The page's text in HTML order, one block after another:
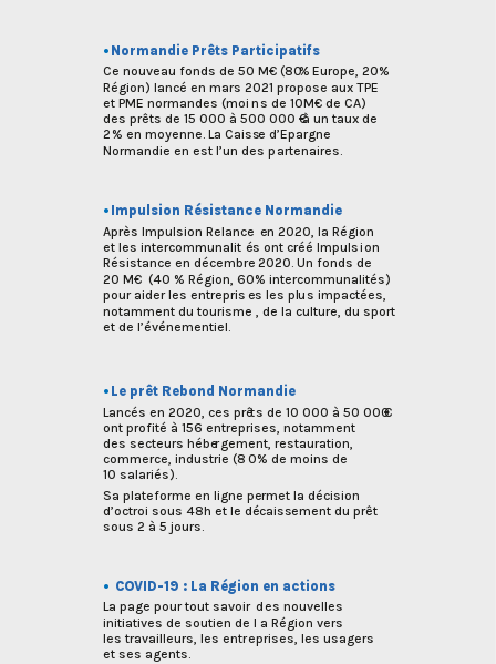
2
•Normandie Prêts Participatifs
Ce nouveau fonds de 50 M€ (80% Europe, 20%
Région) lancé en mars 2021 propose aux TPE
et PME normandes (moi ns de 10M€ de CA)
des prêts de 15 000 à 500 000 €
à un taux de
% en moyenne. La Caisse d’Epargne
Normandie en est l’un des p artenaires.
•Impulsion Résistance Normandie
Après Impulsion Relance en 2020, la Région
et les intercommunalit és ont créé Impulsion
Résistance en décembre 2020. Un fonds de
20 M€  (40 % Région, 60% intercommunalités)
pour aider les entrepris es les plus impactées,
notamment du tourisme
de la culture, du sport
et de l’événementiel.
€
•Le prêt Rebond Normandie
Lancés en 2020, ces prêts de 10 000 à 50 000
ont profité à 156 entreprises, notamment
des secteurs hébergement, restauration,
commerce, industrie (8 0% de moins de
10 salariés).
Sa plateforme en ligne permet la décision
d’octroi sous 48h et le décaissement du prêt
sous 2 à 5 jours.
• COVID-19 : La Région en actions
La page pour tout savoir des nouvelles
initiatives de soutien de l a Région vers
les travailleurs, les entreprises, les usagers
et ses agents.